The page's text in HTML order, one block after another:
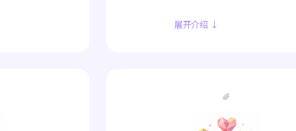
展开介绍 ↓
🌈